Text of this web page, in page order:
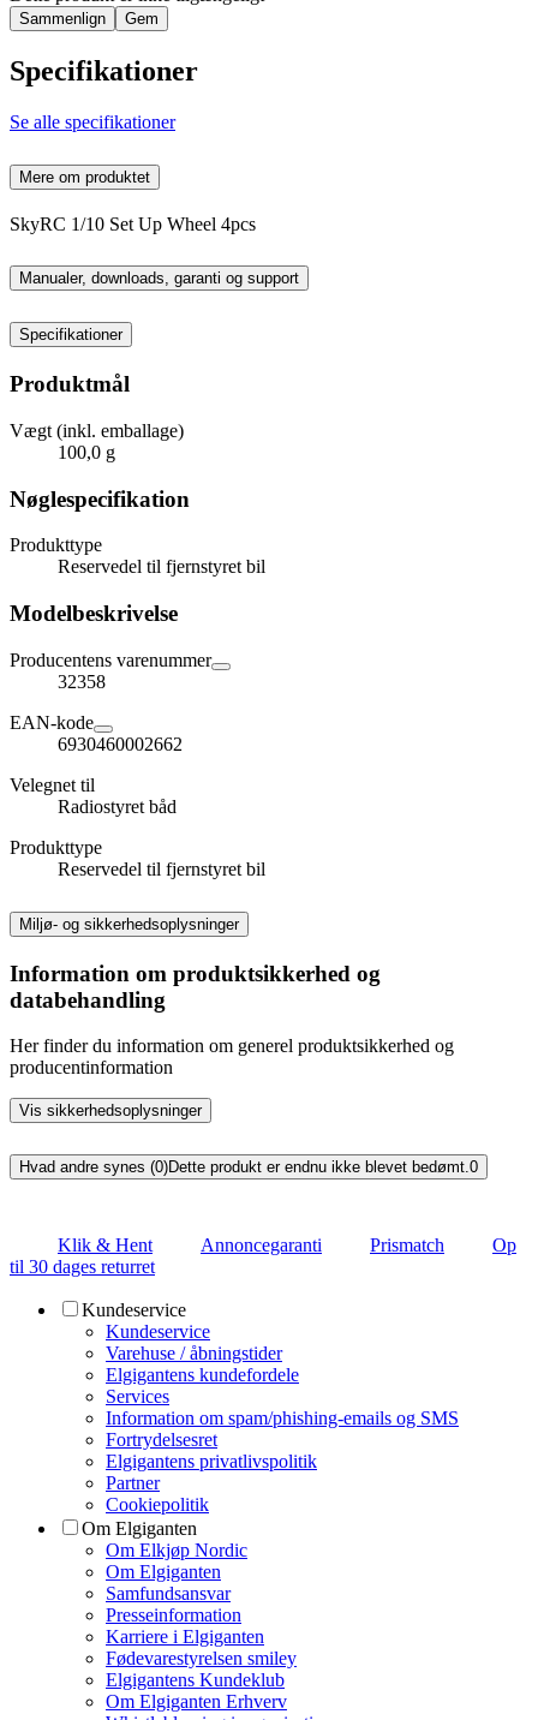
Sammenlign Gem
Specifikationer
Se alle specifikationer
Mere om produktet
SkyRC 1/10 Set Up Wheel 4pcs
Manualer, downloads, garanti og support
Specifikationer
Produktmål
Vægt (inkl. emballage)
100,0 g
Nøglespecifikation
Produkttype
Reservedel til fjernstyret bil
Modelbeskrivelse
Producentens varenummer
32358
EAN-kode
6930460002662
Velegnet til
Radiostyret båd
Produkttype
Reservedel til fjernstyret bil
Miljø- og sikkerhedsoplysninger
Information om produktsikkerhed og
databehandling
Her finder du information om generel produktsikkerhed og
producentinformation
Vis sikkerhedsoplysninger
Hvad andre synes (0)Dette produkt er endnu ikke blevet bedømt.0
Klik & Hent Annoncegaranti Prismatch
Op
til 30 dages returret
Kundeservice
Kundeservice
Varehuse / åbningstider
Elgigantens kundefordele
Services
Information om spam/phishing-emails og SMS
Fortrydelsesret
Elgigantens privatlivspolitik
Partner
Cookiepolitik
Om Elgiganten
Om Elkjøp Nordic
Om Elgiganten
Samfundsansvar
Presseinformation
Karriere i Elgiganten
Fødevarestyrelsen smiley
Elgigantens Kundeklub
Om Elgiganten Erhverv